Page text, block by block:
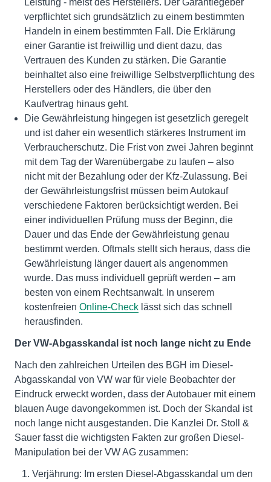
Leistung - meist des Herstellers. Der Garantiegeber
verpflichtet sich grundsätzlich zu einem bestimmten
Handeln in einem bestimmten Fall. Die Erklärung
einer Garantie ist freiwillig und dient dazu, das
Vertrauen des Kunden zu stärken. Die Garantie
beinhaltet also eine freiwillige Selbstverpflichtung des
Herstellers oder des Händlers, die über den
Kaufvertrag hinaus geht.
Die Gewährleistung hingegen ist gesetzlich geregelt
und ist daher ein wesentlich stärkeres Instrument im
Verbraucherschutz. Die Frist von zwei Jahren beginnt
mit dem Tag der Warenübergabe zu laufen – also
nicht mit der Bezahlung oder der Kfz-Zulassung. Bei
der Gewährleistungsfrist müssen beim Autokauf
verschiedene Faktoren berücksichtigt werden. Bei
einer individuellen Prüfung muss der Beginn, die
Dauer und das Ende der Gewährleistung genau
bestimmt werden. Oftmals stellt sich heraus, dass die
Gewährleistung länger dauert als angenommen
wurde. Das muss individuell geprüft werden – am
besten von einem Rechtsanwalt. In unserem
kostenfreien Online-Check lässt sich das schnell
herausfinden.
Der VW-Abgasskandal ist noch lange nicht zu Ende
Nach den zahlreichen Urteilen des BGH im Diesel-
Abgasskandal von VW war für viele Beobachter der
Eindruck erweckt worden, dass der Autobauer mit einem
blauen Auge davongekommen ist. Doch der Skandal ist
noch lange nicht ausgestanden. Die Kanzlei Dr. Stoll &
Sauer fasst die wichtigsten Fakten zur großen Diesel-
Manipulation bei der VW AG zusammen:
Verjährung: Im ersten Diesel-Abgasskandal um den